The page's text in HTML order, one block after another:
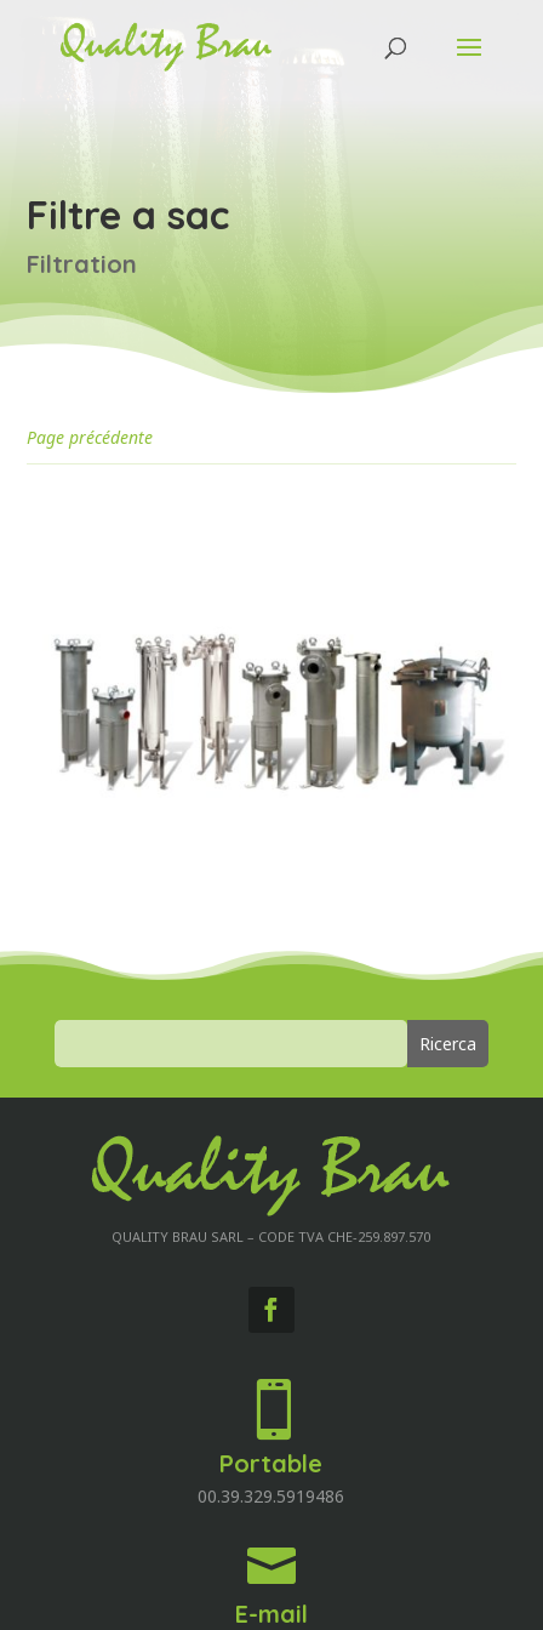
Filtre a sac
Filtration
Page précédente
QUALITY BRAU SARL – CODE TVA CHE-259.897.570

Portable
00.39.329.5919486

E-mail